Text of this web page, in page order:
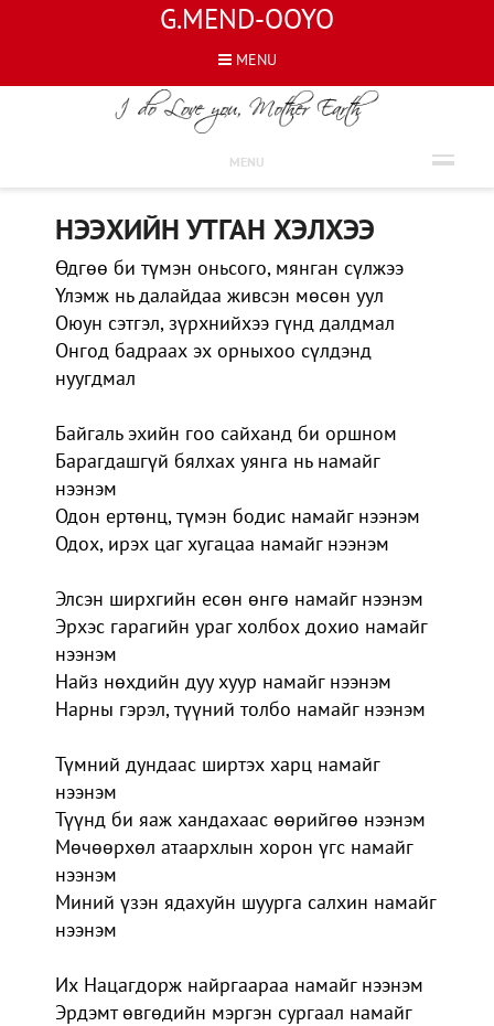
G.MEND-OOYO
MENU
MENU
ШҮЛГҮҮД
НЭЭХИЙН УТГАН ХЭЛХЭЭ
Өдгөө би түмэн оньсого, мянган сүлжээ
Үлэмж нь далайдаа живсэн мөсөн уул
Оюун сэтгэл, зүрхнийхээ гүнд далдмал
Онгод бадраах эх орныхоо сүлдэнд
нуугдмал
Байгаль эхийн гоо сайханд би оршном
Барагдашгүй бялхах уянга нь намайг
нээнэм
Одон ертөнц, түмэн бодис намайг нээнэм
Одох, ирэх цаг хугацаа намайг нээнэм
Элсэн ширхгийн есөн өнгө намайг нээнэм
Эрхэс гарагийн ураг холбох дохио намайг
нээнэм
Найз нөхдийн дуу хуур намайг нээнэм
Нарны гэрэл, түүний толбо намайг нээнэм
Түмний дундаас ширтэх харц намайг
нээнэм
Түүнд би яаж хандахаас өөрийгөө нээнэм
Мөчөөрхөл атаархлын хорон үгс намайг
нээнэм
Миний үзэн ядахуйн шуурга салхин намайг
нээнэм
Их Нацагдорж найргаараа намайг нээнэм
Эрдэмт өвгөдийн мэргэн сургаал намайг